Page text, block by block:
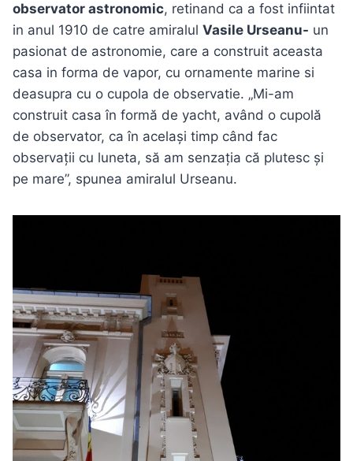
observator astronomic, retinand ca a fost infiintat
in anul 1910 de catre amiralul Vasile Urseanu- un
pasionat de astronomie, care a construit aceasta
casa in forma de vapor, cu ornamente marine si
deasupra cu o cupola de observatie. „Mi-am
construit casa în formă de yacht, având o cupolă
de observator, ca în același timp când fac
observații cu luneta, să am senzația că plutesc și
pe mare”, spunea amiralul Urseanu.